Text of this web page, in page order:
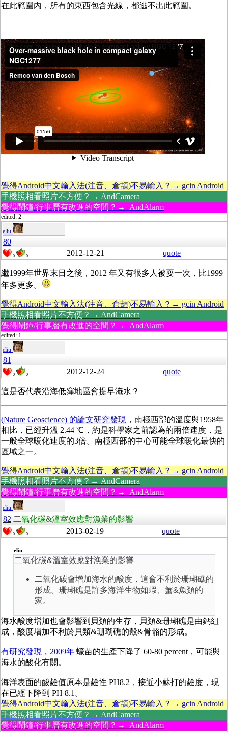
在此範圍內，所有的東西包含光線，都逃不出此範圍。
覺得Android中文輸入法(注音、倉頡)不易輸入？→ gcin Android
手機照相看照片不方便？→ AndCamera
覺得鬧鐘/行事曆有改進的空間？→ AndAlarm
edited: 2
eliu
80
0 0 2012-12-21 quote
繼1999年世界末日之後，2012 年又有很多人被耍一次，比1999
年多更多。
覺得Android中文輸入法(注音、倉頡)不易輸入？→ gcin Android
手機照相看照片不方便？→ AndCamera
覺得鬧鐘/行事曆有改進的空間？→ AndAlarm
edited: 1
eliu
81
0 0 2012-12-24 quote
這是否代表沿海低窪地區會提早淹水？
(Nature Geoscience) 的論文研究發現 ，南極西部的溫度與1958年
相比，已經升溫 2.44 ℃，約是科學家之前認為的兩倍速度，是
一般全球暖化速度的3倍。南極西部的中心可能全球暖化最快的
區域之一。
覺得Android中文輸入法(注音、倉頡)不易輸入？→ gcin Android
手機照相看照片不方便？→ AndCamera
覺得鬧鐘/行事曆有改進的空間？→ AndAlarm
eliu
82 二氧化碳&溫室效應對漁業的影響
0 0 2013-02-19 quote
eliu
二氧化碳&溫室效應對漁業的影響
二氧化碳會增加海水的酸度，這會不利於珊瑚礁的
形成。珊瑚礁是許多海洋生物如蝦、蟹&魚類的
家。
海水酸度增加也會影響到貝類的生存，貝類&珊瑚礁是由鈣組
成，酸度增加不利於貝類&珊瑚礁的殼&骨骼的形成。
有研究發現，2009年 蠔苗的生產下降了 60-80 percent，可能與
海水的酸化有關。
海洋表面的酸鹼值原本是鹼性 PH8.2，接近小蘇打的鹼度，現
在已經下降到 PH 8.1。
覺得Android中文輸入法(注音、倉頡)不易輸入？→ gcin Android
手機照相看照片不方便？→ AndCamera
覺得鬧鐘/行事曆有改進的空間？→ AndAlarm